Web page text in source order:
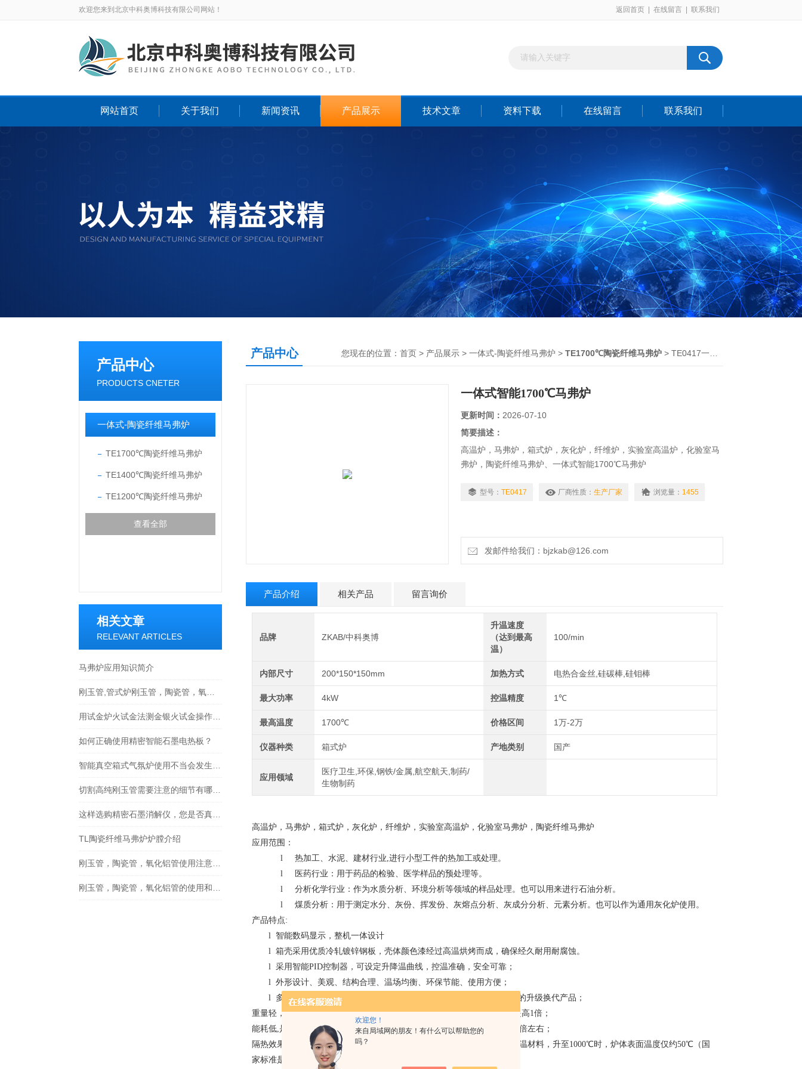
欢迎您！
来自局域网的朋友！有什么可以帮助您的
吗？
欢迎您来到北京中科奥博科技有限公司网站！ 返回首页 在线留言 联系我们
网站首页 关于我们 新闻资讯 产品展示 技术文章 资料下载 在线留言 联系我们
产品中心
PRODUCTS CNETER
一体式-陶瓷纤维马弗炉
TE1700℃陶瓷纤维马弗炉
TE1400℃陶瓷纤维马弗炉
TE1200℃陶瓷纤维马弗炉
查看全部
相关文章
RELEVANT ARTICLES
马弗炉应用知识简介
如何正确使用精密智能石墨电热板？
TL陶瓷纤维马弗炉炉膛介绍
产品中心 您现在的位置： 首页 > 产品展示 > 一体式-陶瓷纤维马弗炉 > TE1700℃陶瓷纤维马弗炉 > TE0417一体式智能1700℃马弗炉
一体式智能1700℃马弗炉
更新时间： 2026-07-10
简要描述：
高温炉，马弗炉，箱式炉，灰化炉，纤维炉，实验室高温炉，化验室马
弗炉，陶瓷纤维马弗炉、一体式智能1700℃马弗炉
l 热加工、水泥、建材行业,进行小型工件的热加工或处理。
l 分析化学行业：作为水质分析、环境分析等领域的样品处理。也可以
用来进行石油分析。
型号： TE0417 厂商性质： 生产厂家 浏览量： 1455
发邮件给我们：bjzkab@126.com
产品介绍 相关产品 留言询价
品牌 ZKAB/中科奥博
升温速度
（达到最高
温）
100/min
内部尺寸 200*150*150mm 加热方式 电热合金丝,硅碳棒,硅钼棒
最大功率 4kW 控温精度 1℃
最高温度 1700℃ 价格区间 1万-2万
仪器种类 箱式炉 产地类别 国产
应用领域
医疗卫生,环保,钢铁/金属,航空航天,制药/
生物制药
高温炉，马弗炉，箱式炉，灰化炉，纤维炉，实验室高温炉，化验室马弗炉，陶瓷纤维马弗炉
应用范围：
l
热加工、水泥、建材行业,进行小型工件的热加工或处理。
l
医药行业：用于药品的检验、医学样品的预处理等。
l
分析化学行业：作为水质分析、环境分析等领域的样品处理。也可以用来进行石油分析。
l
煤质分析：用于测定水分、灰份、挥发份、灰熔点分析、灰成分分析、元素分析。也可以作为通用灰化炉使用。
产品特点:
l 智能数码显示，整机一体设计
l 箱壳采用优质冷轧镀锌钢板，壳体颜色漆经过高温烘烤而成，确保经久耐用耐腐蚀。
l 采用智能PID控制器，可设定升降温曲线，控温准确，安全可靠；
l 外形设计、美观、结构合理、温场均衡、环保节能、使用方便；
l 多晶莫来石陶瓷纤维炉膛能满足各种快速烧结的要求，是传统炉膛的升级换代产品；
重量轻，与传统的马弗炉相比重量减轻1/2；升温速度快，比普通马弗炉提高1倍；
能耗低,是普通马弗炉能耗的 40% 左右;寿命长 , 比普通马弗炉寿命提高了
倍左右；
隔热效果佳，箱体壁和炉膛采用双层结构设计，并用陶瓷纤维板做隔热保温材料，升至 1000℃时，炉体表面温度仅约50℃（国
家标准是
℃），并可保持